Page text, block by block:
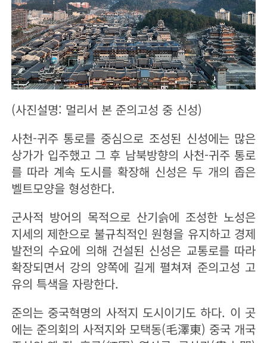
(사진설명: 멀리서 본 준의고성 중 신성)
사천-귀주 통로를 중심으로 조성된 신성에는 많은
상가가 입주했고 그 후 남북방향의 사천-귀주 통로
를 따라 계속 도시를 확장해 신성은 두 개의 좁은
벨트모양을 형성한다.
군사적 방어의 목적으로 산기슭에 조성한 노성은
지세의 제한으로 불규칙적인 원형을 유지하고 경제
발전의 수요에 의해 건설된 신성은 교통로를 따라
확장되면서 강의 양쪽에 길게 펼쳐져 준의고성 고
유의 특색을 자랑한다.
준의는 중국혁명의 사적지 도시이기도 하다. 이 곳
에는 준의회의 사적지와 모택동(毛澤東) 중국 개국